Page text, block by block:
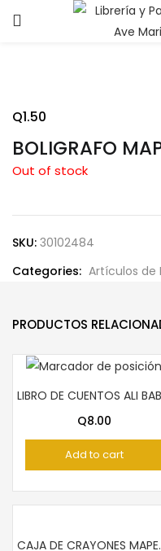
ENTRAR
Recuérdame
BOLIGRAFO
Q1.50
Out of stock
SKU: 30102484
Categories: Artículos de
PRODUCTOS
Q8.00
Add to cart
CAJA DE